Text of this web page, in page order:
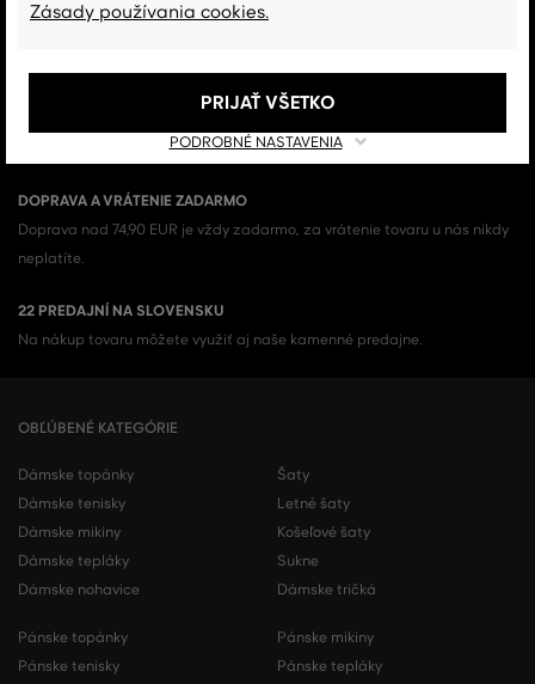
VŠETKO SKLADOM
DOPRAVA A VRÁTENIE ZADARMO
Doprava nad 74,90 EUR je vždy zadarmo, za vrátenie tovaru u nás nikdy
neplatíte.
22 PREDAJNÍ NA SLOVENSKU
Na nákup tovaru môžete využiť aj naše kamenné predajne.
OBĽÚBENÉ KATEGÓRIE
Dámske topánky
Dámske tenisky
Dámske mikiny
Dámske tepláky
Dámske nohavice
Šaty
Letné šaty
Košeľové šaty
Sukne
Dámske tričká
Pánske topánky
Pánske tenisky
Pánske mikiny
Pánske tepláky
Zásady používania cookies.
PODROBNÉ NASTAVENIA
PRIJAŤ VŠETKO